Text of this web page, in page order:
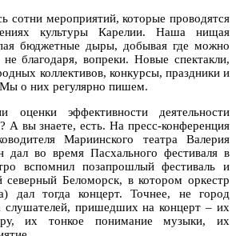
сотни мероприятий, которые проводятся
культуры Карелии. Наша нищая
бюджетные дыры, добывая где можно
благодаря, вопреки. Новые спектакли,
коллективов, конкурсы, праздники и
о них регулярно пишем.
оценки эффективности деятельности
А вы знаете, есть. На пресс-конференция
Мариинского театра Валерия
дал во время Пасхального фестиваля в
вспомнил позапрошлый фестиваль и
северный Беломорск, в котором оркестр
дал тогда концерт. Точнее, не город
слушателей, пришедших на концерт – их
их тонкое понимание музыки, их